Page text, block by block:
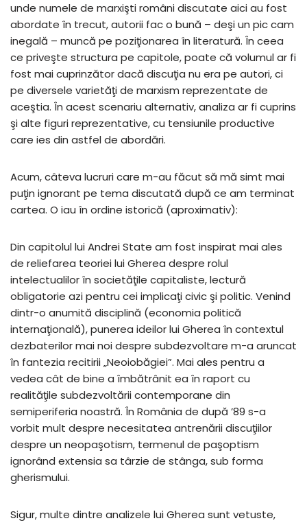
unde numele de marxişti români discutate aici au fost
abordate în trecut, autorii fac o bună – deşi un pic cam
inegală – muncă pe poziţionarea în literatură. În ceea
ce priveşte structura pe capitole, poate că volumul ar fi
fost mai cuprinzător dacă discuţia nu era pe autori, ci
pe diversele varietăţi de marxism reprezentate de
aceştia. În acest scenariu alternativ, analiza ar fi cuprins
şi alte figuri reprezentative, cu tensiunile productive
care ies din astfel de abordări.
Acum, câteva lucruri care m-au făcut să mă simt mai
puţin ignorant pe tema discutată după ce am terminat
cartea. O iau în ordine istorică (aproximativ):
Din capitolul lui Andrei State am fost inspirat mai ales
de reliefarea teoriei lui Gherea despre rolul
intelectualilor în societăţile capitaliste, lectură
obligatorie azi pentru cei implicaţi civic şi politic. Venind
dintr-o anumită disciplină (economia politică
internaţională), punerea ideilor lui Gherea în contextul
dezbaterilor mai noi despre subdezvoltare m-a aruncat
în fantezia recitirii „Neoiobăgiei”. Mai ales pentru a
vedea cât de bine a îmbătrânit ea în raport cu
realităţile subdezvoltării contemporane din
semiperiferia noastră. În România de după ’89 s-a
vorbit mult despre necesitatea antrenării discuţiilor
despre un neopaşotism, termenul de paşoptism
ignorând extensia sa târzie de stânga, sub forma
gherismului.
Sigur, multe dintre analizele lui Gherea sunt vetuste,